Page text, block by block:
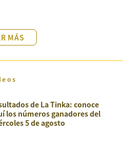
MÁS
de La Tinka: conoce
los números ganadores del
5 de agosto